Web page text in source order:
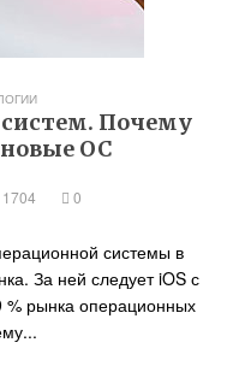
Почему
ОС
1704 0
системы в
За ней следует iOS с
рынка операционных